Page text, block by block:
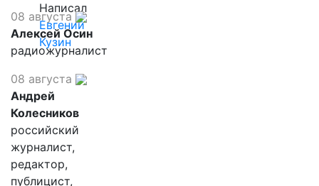
Написал
Евгений
Кузин
08 августа
Алексей Осин
радиожурналист
08 августа
Андрей
Колесников
российский
журналист,
редактор,
публицист,